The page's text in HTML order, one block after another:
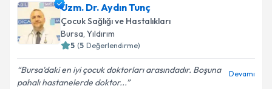
Op. Dr. Ferit Bayakıriçin randevu takvimi talebi
oluşturun. Size bu uzmandan randevu almanız için bir
takvim hazırlandığında e-posta ile bilgilendireceğiz.
Uzm. Dr. Aydın Tunç
Çocuk Sağlığı ve Hastalıkları
Bursa, Yıldırım
5 (5 Değerlendirme)
Bursa'daki en iyi çocuk doktorları arasındadır. Boşuna
pahalı hastanelerde doktor...
Devamı